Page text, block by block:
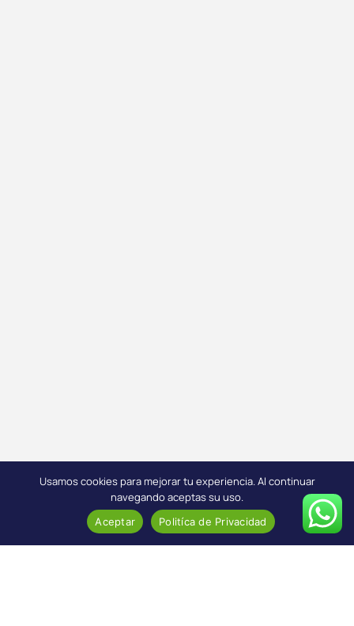
Usamos cookies para mejorar tu experiencia. Al continuar
navegando aceptas su uso.
Aceptar Politíca de Privacidad